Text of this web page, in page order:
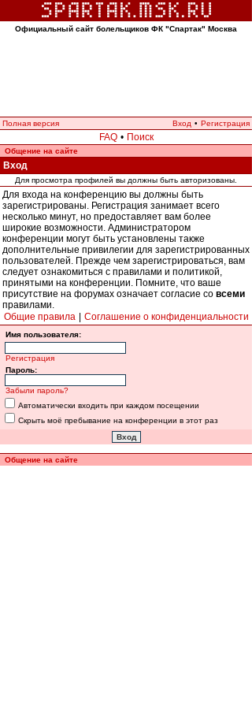
Официальный сайт болельщиков ФК "Спартак" Москва
Полная версия Вход • Регистрация
FAQ • Поиск
Общение на сайте
Вход
Для просмотра профилей вы должны быть авторизованы.
Для входа на конференцию вы должны быть
зарегистрированы. Регистрация занимает всего
несколько минут, но предоставляет вам более
широкие возможности. Администратором
конференции могут быть установлены также
дополнительные привилегии для зарегистрированных
пользователей. Прежде чем зарегистрироваться, вам
следует ознакомиться с правилами и политикой,
принятыми на конференции. Помните, что ваше
присутствие на форумах означает согласие со всеми
правилами.
Общие правила
Соглашение о конфиденциальности
Имя пользователя:
Регистрация
Пароль:
Забыли пароль?
Автоматически входить при каждом посещении
Скрыть моё пребывание на конференции в этот раз
Общение на сайте